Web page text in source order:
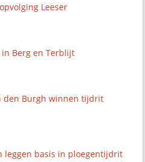
Leeser
Berg en Terblijt
den Burgh winnen tijdrit
leggen basis in ploegentijdrit